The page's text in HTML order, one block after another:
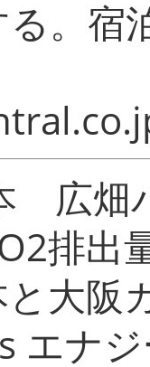
。宿
広畑
排出
大阪
エナ